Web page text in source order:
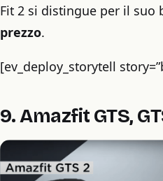
Fit 2 si distingue per il suo
prezzo.
[ev_deploy_storytell
9. Amazfit GTS,